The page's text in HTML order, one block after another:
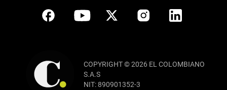
COPYRIGHT © 2026 EL COLOMBIANO
S.A.S
NIT: 890901352-3